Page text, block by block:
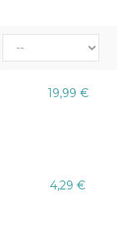
19,99 €
4,29 €